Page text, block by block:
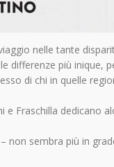
nelle tante
differenze più inique,
di chi in quelle
e Fraschilla dedicano
non sembra più in